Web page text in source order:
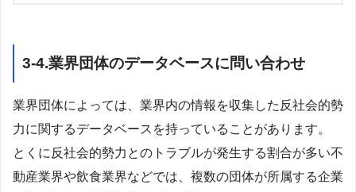
3-4.業界団体のデータベースに問い合わせ
業界団体によっては、業界内の情報を収集した反社会的勢
力に関するデータベースを持っていることがあります。
とくに反社会的勢力とのトラブルが発生する割合が多い不
動産業界や飲食業界などでは、複数の団体が所属する企業